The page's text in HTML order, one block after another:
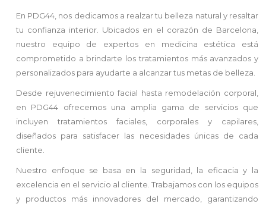
En PDG44, nos dedicamos a realzar tu belleza natural y resaltar
tu confianza interior. Ubicados en el corazón de Barcelona,
nuestro equipo de expertos en medicina estética está
comprometido a brindarte los tratamientos más avanzados y
personalizados para ayudarte a alcanzar tus metas de belleza.
Desde rejuvenecimiento facial hasta remodelación corporal,
en PDG44 ofrecemos una amplia gama de servicios que
incluyen tratamientos faciales, corporales y capilares,
diseñados para satisfacer las necesidades únicas de cada
cliente.
Nuestro enfoque se basa en la seguridad, la eficacia y la
excelencia en el servicio al cliente. Trabajamos con los equipos
y productos más innovadores del mercado, garantizando